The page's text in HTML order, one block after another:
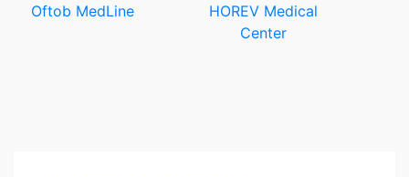
Oftob MedLine
HOREV Medical
Center